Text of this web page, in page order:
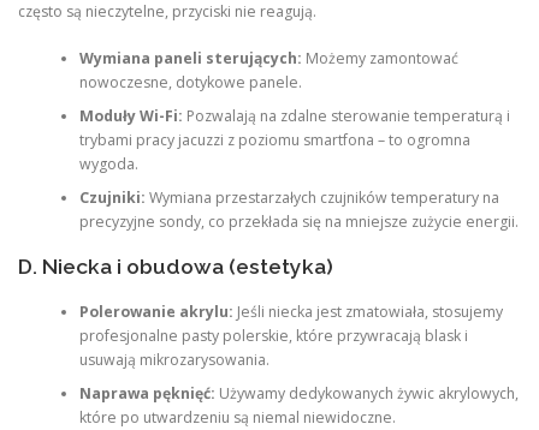
często są nieczytelne, przyciski nie reagują.
Wymiana paneli sterujących: Możemy zamontować
nowoczesne, dotykowe panele.
Moduły Wi-Fi: Pozwalają na zdalne sterowanie temperaturą i
trybami pracy jacuzzi z poziomu smartfona – to ogromna
wygoda.
Czujniki: Wymiana przestarzałych czujników temperatury na
precyzyjne sondy, co przekłada się na mniejsze zużycie energii.
D. Niecka i obudowa (estetyka)
Polerowanie akrylu: Jeśli niecka jest zmatowiała, stosujemy
profesjonalne pasty polerskie, które przywracają blask i
usuwają mikrozarysowania.
Naprawa pęknięć: Używamy dedykowanych żywic akrylowych,
które po utwardzeniu są niemal niewidoczne.